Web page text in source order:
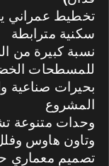
سكنية مترابطة
للمسطحات
المشروع
وتاون هاوس